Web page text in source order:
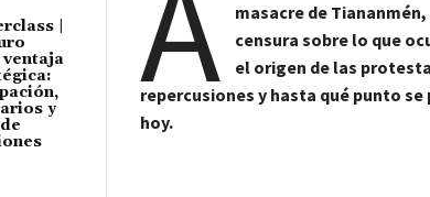
|
ventaja
y
masacre de
censura sobre lo que
el origen de las
repercusiones y hasta qué punto
hoy.